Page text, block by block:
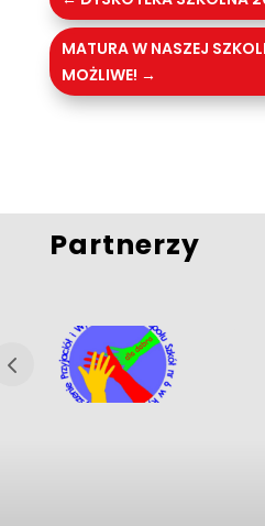
MATURA W NASZEJ
MOŻLIWE! →
Partnerzy